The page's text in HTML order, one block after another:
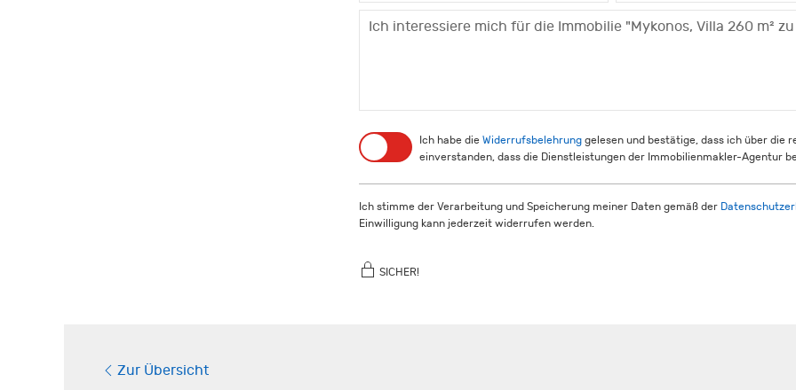
Ich habe die Widerrufsbelehrung gelesen und bestätige, dass ich über die
einverstanden, dass die Dienstleistungen der Immobilienmakler-Agentur
Ich stimme der Verarbeitung und Speicherung meiner Daten gemäß der
Einwilligung kann jederzeit widerrufen werden.
SICHER!
Zur Übersicht